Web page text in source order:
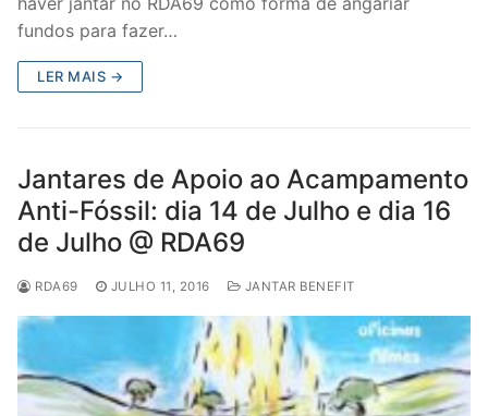
fundos para fazer…
LER MAIS →
Jantares de Apoio ao Acampamento
Anti-Fóssil: dia 14 de Julho e dia 16
de Julho @ RDA69
RDA69 JULHO 11, 2016 JANTAR BENEFIT